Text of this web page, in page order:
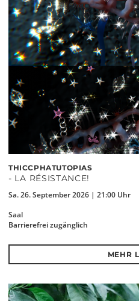
THICCPHATUTOPIAS
- LA RÉSISTANCE!
Sa. 26. September 2026 | 21:00 Uhr
Saal
Barrierefrei zugänglich
MEHR